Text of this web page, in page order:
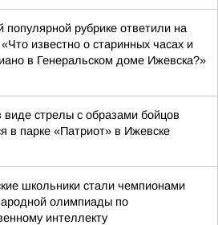
популярной рубрике ответили на
известно о старинных часах и
в Генеральском доме Ижевска?»
виде стрелы с образами бойцов
в парке «Патриот» в Ижевске
школьники стали чемпионами
олимпиады по
интеллекту